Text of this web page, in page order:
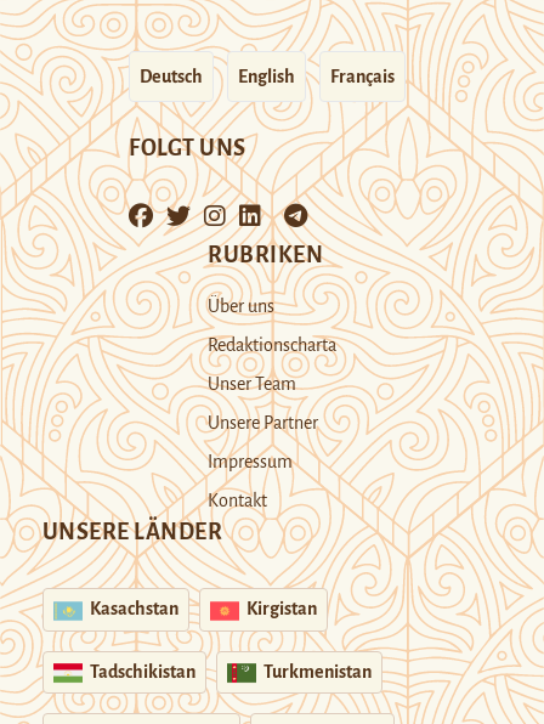
Deutsch English Français
FOLGT UNS
RUBRIKEN
Über uns
Redaktionscharta
Unser Team
Unsere Partner
Impressum
Kontakt
UNSERE LÄNDER
Kasachstan Kirgistan
Tadschikistan Turkmenistan